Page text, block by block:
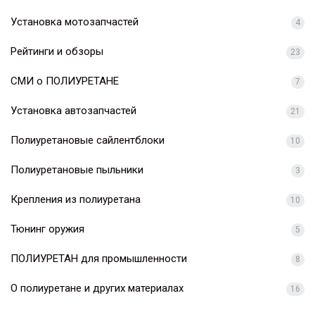
Установка мотозапчастей 4
Рейтинги и обзоры 23
СМИ о ПОЛИУРЕТАНЕ 7
Установка автозапчастей 21
Полиуретановые сайлентблоки 10
Полиуретановые пыльники 3
Крепления из полиуретана 10
Тюнинг оружия 5
ПОЛИУРЕТАН для промышленности 8
О полиуретане и других материалах 16